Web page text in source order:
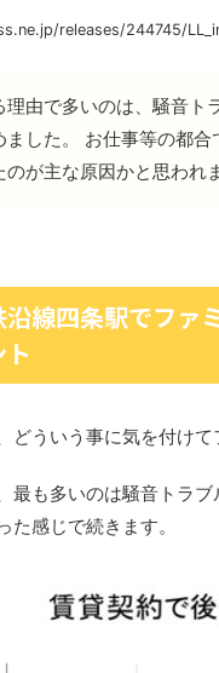
releases/244745/
理由で多いのは、騒音ト
ました。 お仕事等の都
のが主な原因かと思われ
線四条駅でファ
どういう事に気を付け
最も多いのは騒音トラ
た感じで続きます。